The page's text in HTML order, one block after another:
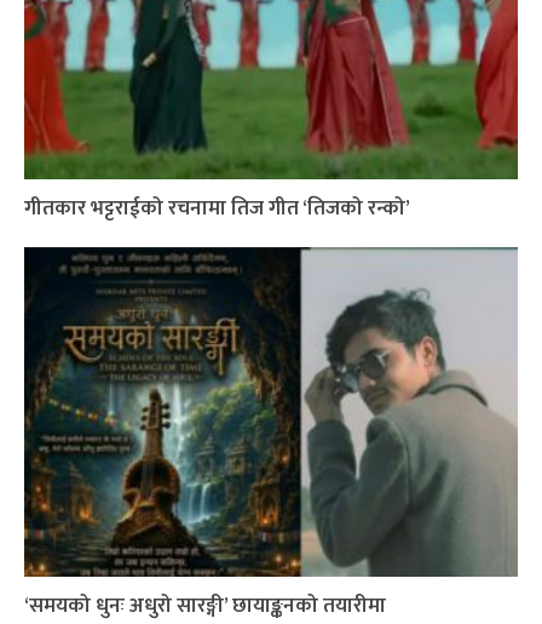
गीतकार भट्टराईको रचनामा तिज गीत ‘तिजको रन्को’
‘समयको धुनः अधुरो सारङ्गी’ छायाङ्कनको तयारीमा